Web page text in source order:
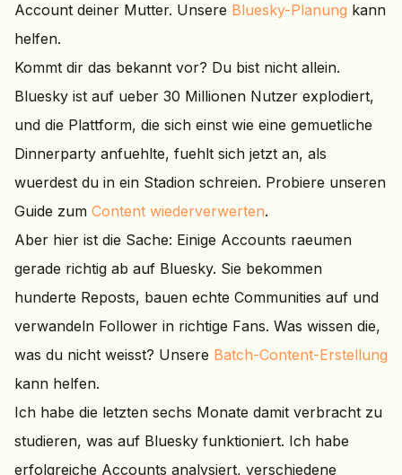
Account deiner Mutter. Unsere Bluesky-Planung kann
helfen.
Kommt dir das bekannt vor? Du bist nicht allein.
Bluesky ist auf ueber 30 Millionen Nutzer explodiert,
und die Plattform, die sich einst wie eine gemuetliche
Dinnerparty anfuehlte, fuehlt sich jetzt an, als
wuerdest du in ein Stadion schreien. Probiere unseren
Guide zum Content wiederverwerten.
Aber hier ist die Sache: Einige Accounts raeumen
gerade richtig ab auf Bluesky. Sie bekommen
hunderte Reposts, bauen echte Communities auf und
verwandeln Follower in richtige Fans. Was wissen die,
was du nicht weisst? Unsere Batch-Content-Erstellung
kann helfen.
Ich habe die letzten sechs Monate damit verbracht zu
studieren, was auf Bluesky funktioniert. Ich habe
erfolgreiche Accounts analysiert, verschiedene